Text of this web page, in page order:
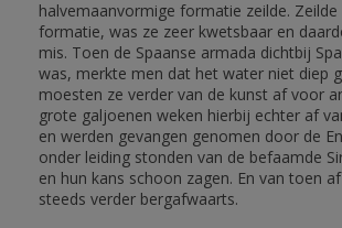
halvemaanvormige formatie zeilde.
formatie, was ze zeer kwetsbaar en
mis. Toen de Spaanse armada dichtbij
was, merkte men dat het water niet diep
moesten ze verder van de kunst af voor
grote galjoenen weken hierbij echter af
en werden gevangen genomen door de
onder leiding stonden van de befaamde
en hun kans schoon zagen. En van toen
steeds verder bergafwaarts.